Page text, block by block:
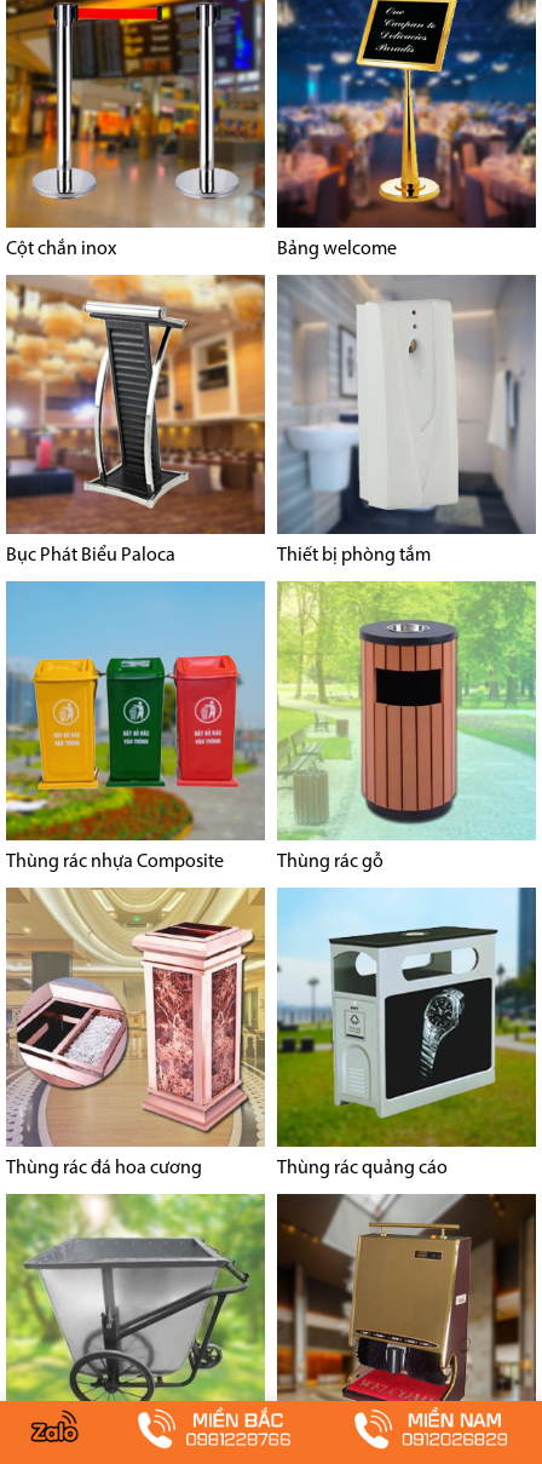
Cột chắn inox Bảng welcome
Bục Phát Biểu Paloca Thiết bị phòng tắm
Thùng rác nhựa Composite Thùng rác gỗ
Thùng rác đá hoa cương Thùng rác quảng cáo